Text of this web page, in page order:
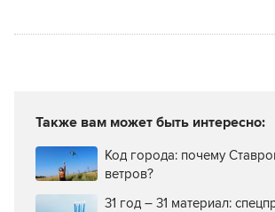
Также вам может быть интересно:
Код города: почему
ветров?
31 год – 31 материал: